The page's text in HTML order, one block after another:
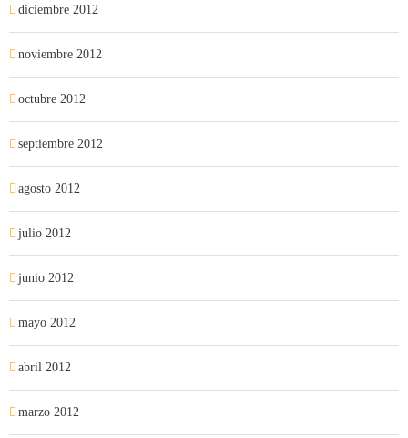
diciembre 2012
noviembre 2012
octubre 2012
septiembre 2012
agosto 2012
julio 2012
junio 2012
mayo 2012
abril 2012
marzo 2012